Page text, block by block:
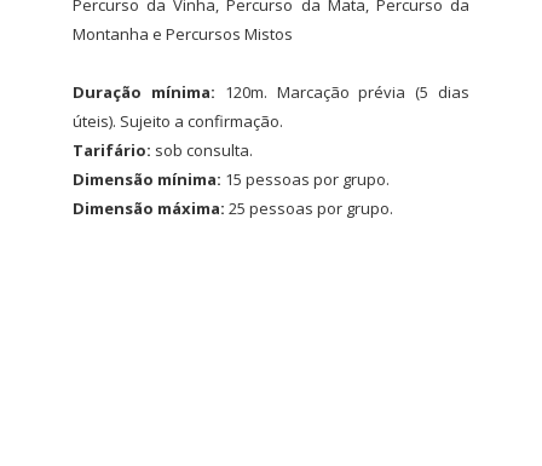
Percurso da Vinha, Percurso da Mata, Percurso da
Montanha e Percursos Mistos
Duração mínima: 120m. Marcação prévia (5 dias
úteis). Sujeito a confirmação.
Tarifário: sob consulta.
Dimensão mínima: 15 pessoas por grupo.
Dimensão máxima: 25 pessoas por grupo.